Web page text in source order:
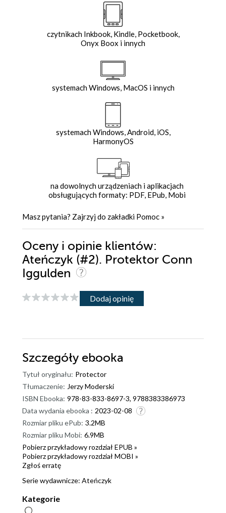
czytnikach Inkbook, Kindle, Pocketbook,
Onyx Boox i innych
systemach Windows, MacOS i innych
systemach Windows, Android, iOS,
HarmonyOS
na dowolnych urządzeniach i aplikacjach
obsługujących formaty: PDF, EPub, Mobi
Masz pytania? Zajrzyj do zakładki Pomoc »
Oceny i opinie klientów:
Ateńczyk (#2). Protektor Conn
Iggulden
Dodaj opinię
Szczegóły ebooka
Tytuł oryginału: Protector
Tłumaczenie: Jerzy Moderski
ISBN Ebooka: 978-83-833-8697-3, 9788383386973
Data wydania ebooka : 2023-02-08
Rozmiar pliku ePub: 3.2MB
Rozmiar pliku Mobi: 6.9MB
Pobierz przykładowy rozdział EPUB »
Pobierz przykładowy rozdział MOBI »
Zgłoś erratę
Serie wydawnicze: Ateńczyk
Kategorie